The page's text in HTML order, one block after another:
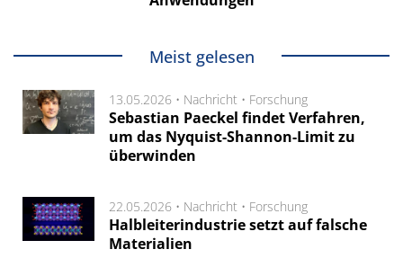
Meist gelesen
13.05.2026 • Nachricht • Forschung
Sebastian Paeckel findet Verfahren,
um das Nyquist-Shannon-Limit zu
überwinden
22.05.2026 • Nachricht • Forschung
Halbleiterindustrie setzt auf falsche
Materialien